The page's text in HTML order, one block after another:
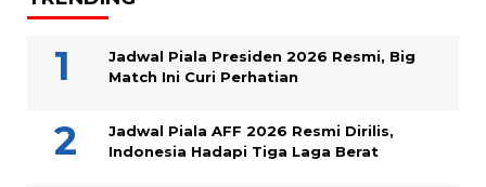
Jadwal Piala Presiden 2026 Resmi, Big
Match Ini Curi Perhatian
Jadwal Piala AFF 2026 Resmi Dirilis,
Indonesia Hadapi Tiga Laga Berat